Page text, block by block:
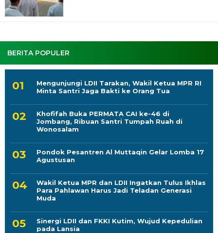
BERITA POPULER
Mengunjungi LDII Tarakan, Wakil Ketua MPR RI
Minta Santri Jaga Bakti ke Orang Tua
Khofifah Buka PERMATA CAI ke-46 di
Jombang, Ribuan Santri Tumpah Ruah di
Wonosalam
Pondok Pesantren Al Muttaqin Gelar Lomba 17
Agustusan
Wakil Ketua MPR dan LDII Ingatkan Tulus Ikhlas
Para Pahlawan Harus Jadi Teladan Generasi
Muda
Sinergi LDII dan FKKI Kutim, Wujud Kepedulian
pada Lansia